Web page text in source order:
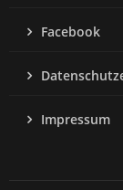
Facebook
Impressum